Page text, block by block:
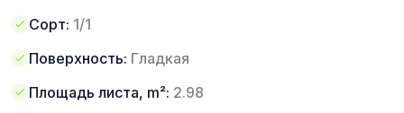
Сорт: 1/1
Поверхность: Гладкая
Площадь листа, m²: 2.98